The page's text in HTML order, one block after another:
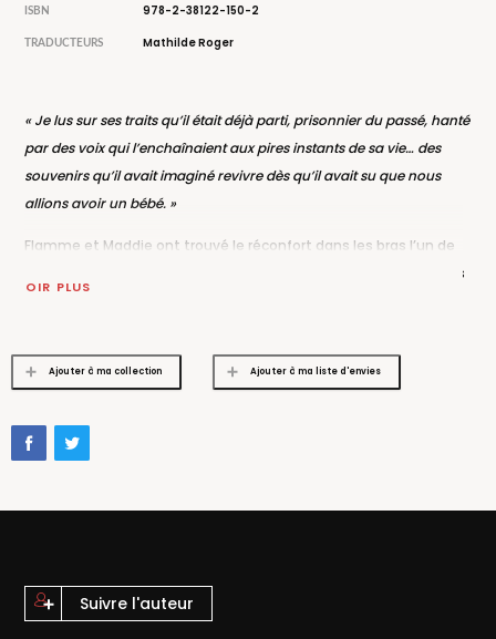
ISBN 978-2-38122-150-2
TRADUCTEURS Mathilde Roger
« Je lus sur ses traits qu’il était déjà parti, prisonnier du passé, hanté
par des voix qui l’enchaînaient aux pires instants de sa vie… des
souvenirs qu’il avait imaginé revivre dès qu’il avait su que nous
allions avoir un bébé. »
Flamme et Maddie ont trouvé le réconfort dans les bras l’un de
l’autre, et leurs âmes blessées commencent enfin à guérir. Mais
Hades Hangmen, Flamme doit se battre sur tous les fronts. Il
retombe alors dans son enfer personnel et c’est à Maddie de le
et que rien ni personne ne peut les séparer. Mais le feu qui le
dévore de l’intérieur pourrait bien être le vainqueur de cet ultime
« Waouh !!!! J’ai lu ce livre sans cesser de pleurer ! » Une lectrice
VOIR PLUS
Ajouter à ma collection Ajouter à ma liste d'envies
Suivre l'auteur